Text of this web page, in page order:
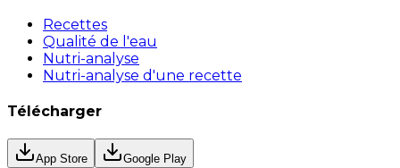
Recettes
Qualité de l'eau
Nutri-analyse
Nutri-analyse d'une recette
Télécharger
App Store Google Play